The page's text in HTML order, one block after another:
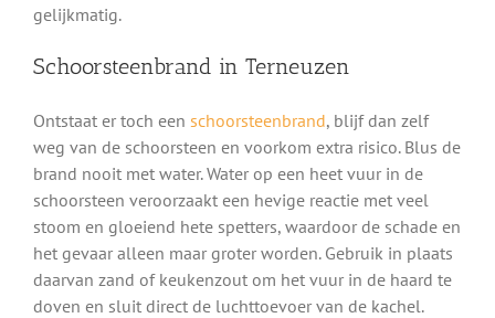
gelijkmatig.
Schoorsteenbrand in Terneuzen
Ontstaat er toch een schoorsteenbrand, blijf dan zelf
weg van de schoorsteen en voorkom extra risico. Blus de
brand nooit met water. Water op een heet vuur in de
schoorsteen veroorzaakt een hevige reactie met veel
stoom en gloeiend hete spetters, waardoor de schade en
het gevaar alleen maar groter worden. Gebruik in plaats
daarvan zand of keukenzout om het vuur in de haard te
doven en sluit direct de luchttoevoer van de kachel.